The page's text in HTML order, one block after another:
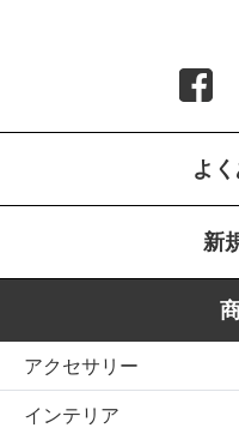
よ
新
アクセサリー
インテリア